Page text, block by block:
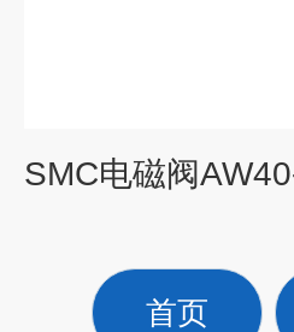
首页